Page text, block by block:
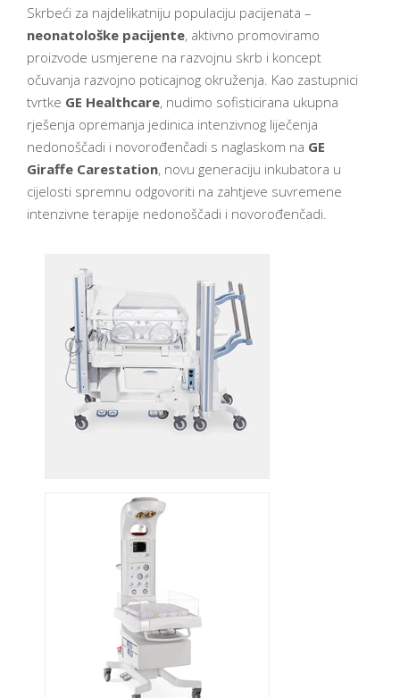
Skrbeći za najdelikatniju populaciju pacijenata –
neonatološke pacijente, aktivno promoviramo
proizvode usmjerene na razvojnu skrb i koncept
očuvanja razvojno poticajnog okruženja. Kao zastupnici
tvrtke GE Healthcare, nudimo sofisticirana ukupna
rješenja opremanja jedinica intenzivnog liječenja
nedonoščadi i novorođenčadi s naglaskom na GE
Giraffe Carestation, novu generaciju inkubatora u
cijelosti spremnu odgovoriti na zahtjeve suvremene
intenzivne terapije nedonoščadi i novorođenčadi.